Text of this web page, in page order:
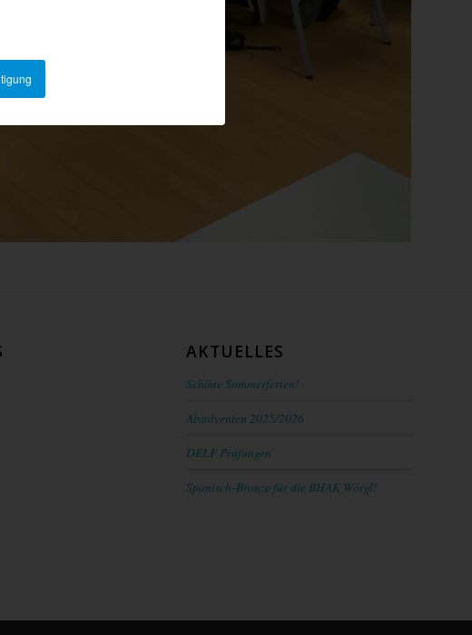
AKTUELLES
Schöne Sommerferien!
Absolventen 2025/2026
DELF Prüfungen
Spanisch-Bronze für die BHAK Wörgl!